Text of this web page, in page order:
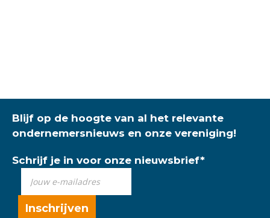
Blijf op de hoogte van al het relevante
ondernemersnieuws en onze vereniging!
Schrijf je in voor onze nieuwsbrief*